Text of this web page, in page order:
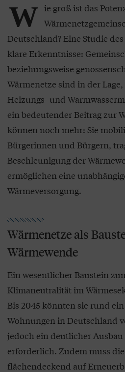
W ie groß ist das
Deutschland? Eine Studie
klare Erkenntnisse:
beziehungsweise
Wärmenetze sind in der
Heizungs- und
ein bedeutender Beitrag zur
können noch mehr: Sie
Bürgerinnen und Bürgern,
Beschleunigung der
ermöglichen eine
Wärmeversorgung.
Wärmenetze als
Wärmewende
Ein wesentlicher Baustein
Klimaneutralität im
Bis 2045 könnten sie rund
Wohnungen in Deutschland
jedoch ein deutlicher Ausbau
erforderlich. Zudem muss
flächendeckend auf